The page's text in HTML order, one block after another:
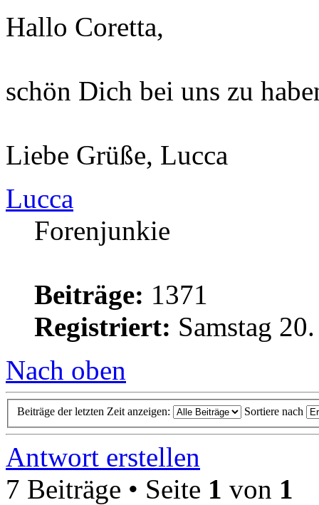
Hallo Coretta,
schön Dich bei uns zu
Liebe Grüße, Lucca
Lucca
Forenjunkie
Beiträge: 1371
Registriert: Samstag
Nach oben
Beiträge der letzten Zeit anzeigen: Sortiere nach
Antwort erstellen
7 Beiträge • Seite 1 von 1